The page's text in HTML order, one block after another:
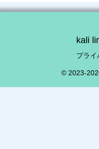
kali
プライ
© 2023-